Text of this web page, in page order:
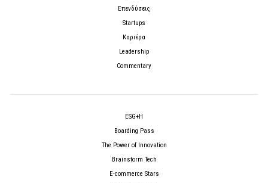
Επενδύσεις
Startups
Καριέρα
Leadership
Commentary
ESG+H
Boarding Pass
The Power of Innovation
Brainstorm Tech
E-commerce Stars